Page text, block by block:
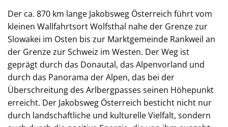
Der ca. 870 km lange Jakobsweg Österreich führt vom
kleinen Wallfahrtsort Wolfsthal nahe der Grenze zur
Slowakei im Osten bis zur Marktgemeinde Rankweil an
der Grenze zur Schweiz im Westen. Der Weg ist
geprägt durch das Donautal, das Alpenvorland und
durch das Panorama der Alpen, das bei der
Überschreitung des Arlbergpasses seinen Höhepunkt
erreicht. Der Jakobsweg Österreich besticht nicht nur
durch landschaftliche und kulturelle Vielfalt, sondern